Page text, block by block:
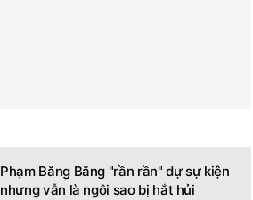
Phạm Băng Băng "rần rần" dự sự kiện
nhưng vẫn là ngôi sao bị hắt hủi